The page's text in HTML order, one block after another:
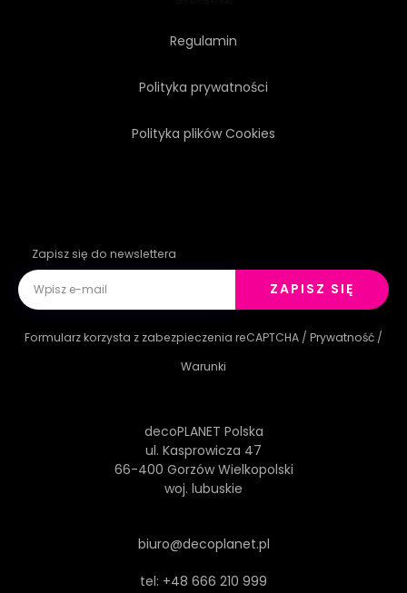
Regulamin
Polityka prywatności
Polityka plików Cookies
Zapisz się do newslettera
ZAPISZ SIĘ
Formularz korzysta z zabezpieczenia reCAPTCHA / Prywatność /
Warunki
decoPLANET Polska
ul. Kasprowicza 47
66-400 Gorzów Wielkopolski
woj. lubuskie
biuro@decoplanet.pl
tel: +48 666 210 999